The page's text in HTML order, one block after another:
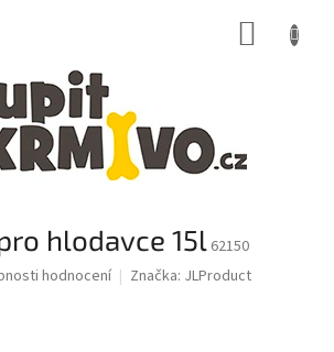
hlodavce 15l 62150
hodnocení Značka: JLProduct